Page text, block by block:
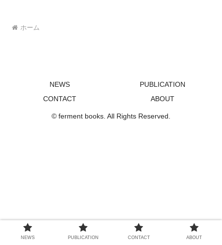
ホーム
NEWS
PUBLICATION
CONTACT
ABOUT
© ferment books. All Rights Reserved.
NEWS PUBLICATION CONTACT ABOUT